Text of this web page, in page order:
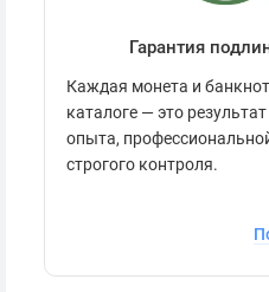
Гарантия
Каждая монета и
каталоге — это
опыта,
строгого контроля.